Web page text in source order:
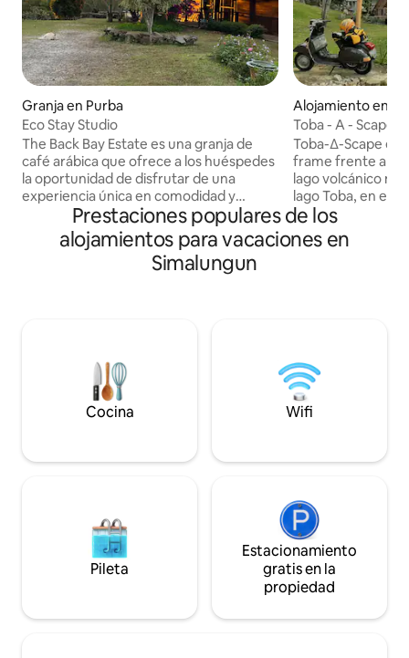
Granja en Purba
Eco Stay Studio
The Back Bay Estate es una granja de
café arábica que ofrece a los huéspedes
la oportunidad de disfrutar de una
experiencia única en comodidad y
privacidad. Disfruta de majestuosas
vistas a las montañas y observa la vida
silvestre en el bosque circundante de
Siamang. Haz paseos y explora los
vuelvan a conectar y recargar energías.
Desayuno incluido. 2 adultos +1
ocupación máxima. Se admiten
Alojamiento en
Toba - A - Scape
Toba-∆-Scape es
frame frente al
lago volcánico
lago Toba, en el
Indonesia. La
Ganda, un
habitaciones
con el
no te vas a
Prestaciones populares de los
alojamientos para vacaciones en
Simalungun
Cocina Wifi
Pileta
Estacionamiento
gratis en la
propiedad